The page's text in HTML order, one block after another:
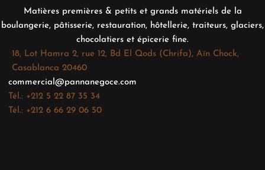
Matières premières & petits et grands matériels de la
boulangerie, pâtisserie, restauration, hôtellerie, traiteurs, glaciers,
chocolatiers et épicerie fine.
18, Lot Hamra 2, rue 12, Bd El Qods (Chrifa), Aïn Chock,
Casablanca 20460
commercial@pannanegoce.com
Tél.: +212 5 22 87 35 34
Tél.: +212 6 66 29 06 50